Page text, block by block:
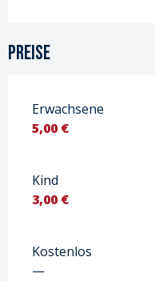
Preise
Erwachsene
5,00 €
Kind
3,00 €
Kostenlos
—